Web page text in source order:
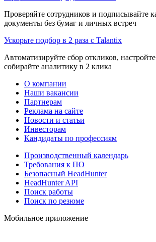
Проверяйте сотрудников и подписывайте
документы без бумаг и личных встреч
Ускорьте подбор в 2 раза с Talantix
Автоматизируйте сбор откликов,
собирайте аналитику в 2 клика
О компании
Наши вакансии
Партнерам
Реклама на сайте
Новости и статьи
Инвесторам
Кандидаты по профессиям
Производственный календарь
Требования к ПО
Безопасный HeadHunter
HeadHunter API
Поиск работы
Поиск по резюме
Мобильное приложение